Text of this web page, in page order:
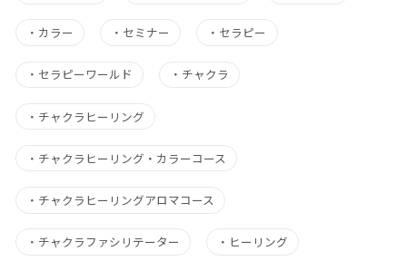
・ カラー ・ セミナー ・ セラピー
・ セラピーワールド ・ チャクラ
・ チャクラヒーリング
・ チャクラヒーリング・カラーコース
・ チャクラヒーリングアロマコース
・ チャクラファシリテーター ・ ヒーリング